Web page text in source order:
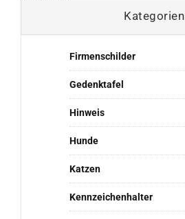
Kategorien
Firmenschilder
Gedenktafel
Hinweis
Hunde
Katzen
Kennzeichenhalter